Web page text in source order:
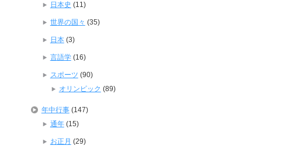
日本史 (11)
世界の国々 (35)
日本(3)
言語学(16)
スポーツ (90)
オリンピック (89)
年中行事(147)
通年(15)
お正月 (29)